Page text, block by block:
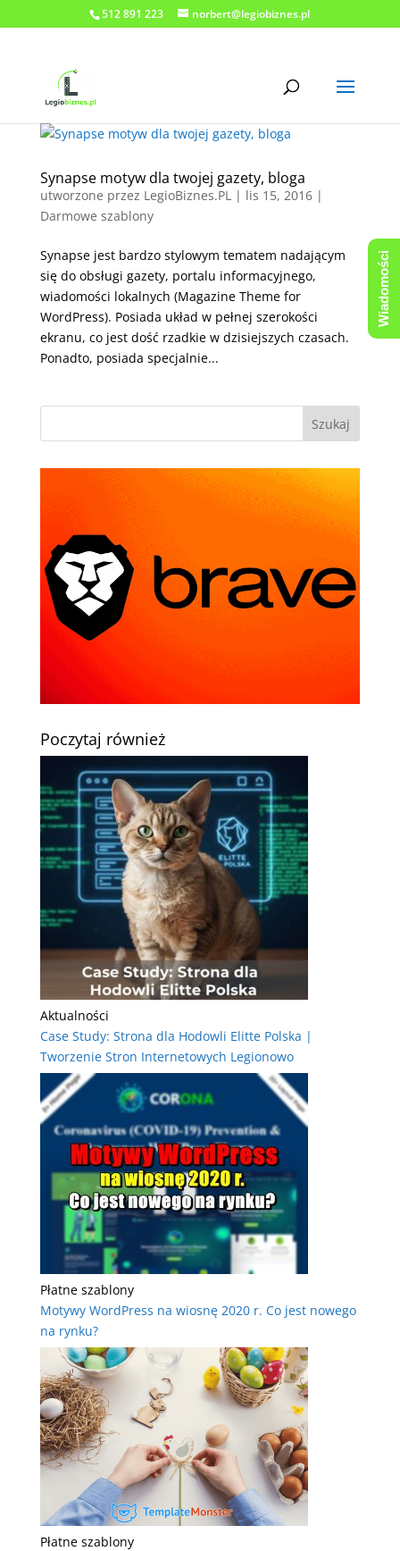
512 891 223 norbert@legiobiznes.pl
Synapse motyw dla twojej gazety, bloga
utworzone przez LegioBiznes.PL| lis 15, 2016|
Darmowe szablony
Synapse jest bardzo stylowym tematem nadającym
się do obsługi gazety, portalu informacyjnego,
wiadomości lokalnych (Magazine Theme for
WordPress). Posiada układ w pełnej szerokości
ekranu, co jest dość rzadkie w dzisiejszych czasach.
Ponadto, posiada specjalnie...
Poczytaj również
Aktualności
Case Study: Strona dla Hodowli Elitte Polska |
Tworzenie Stron Internetowych Legionowo
Płatne szablony
Motywy WordPress na wiosnę 2020 r. Co jest nowego
na rynku?
Płatne szablony
Wiadomości